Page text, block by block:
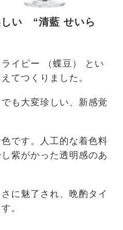
しい “清藍 せいら
イピー （蝶豆） とい
てつくりました。
も大変珍しい、新感覚
です。人工的な着色料
紫がかった透明感のあ
に魅了され、晩酌タイ
。